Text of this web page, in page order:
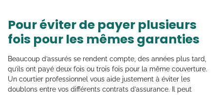
Pour éviter de payer plusieurs
fois pour les mêmes garanties
Beaucoup d’assurés se rendent compte, des années plus tard,
qu’ils ont payé deux fois ou trois fois pour la même couverture.
Un courtier professionnel vous aide justement à éviter les
doublons entre vos différents contrats d’assurance. Il peut